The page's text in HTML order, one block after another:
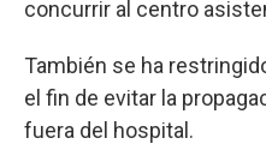
concurrir al centro
También se ha
el fin de evitar la
fuera del hospital.